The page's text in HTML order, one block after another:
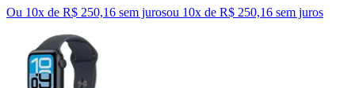
Ou 10x de R$ 250,16 sem jurosou 10x de R$ 250,16 sem juros